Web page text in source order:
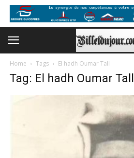
Home Tags El hadh Oumar Tall
Tag: El hadh Oumar Tall